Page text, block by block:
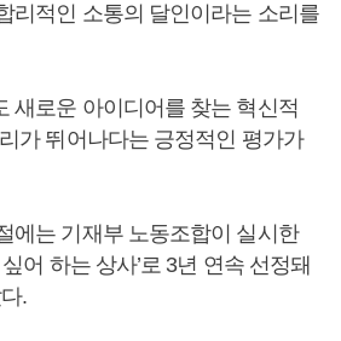
리적인 소통의 달인이라는 소리를
새로운 아이디어를 찾는 혁신적
가 뛰어나다는 긍정적인 평가가
에는 기재부 노동조합이 실시한
어 하는 상사’로 3년 연속 선정돼
.